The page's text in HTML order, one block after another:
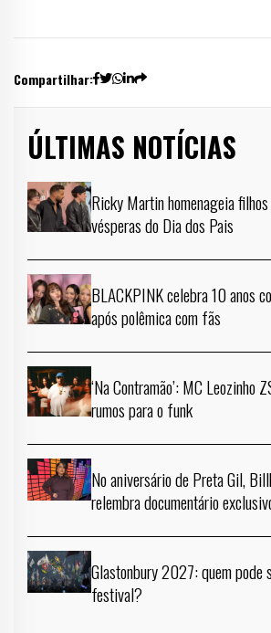
Compartilhar:
ÚLTIMAS NOTÍCIAS
Ricky Martin homenageia
vésperas do Dia dos Pais
BLACKPINK celebra 10 anos
após polêmica com fãs
‘Na Contramão’: MC Leozinho
rumos para o funk
No aniversário de Preta Gil,
relembra documentário
Glastonbury 2027: quem pode
festival?